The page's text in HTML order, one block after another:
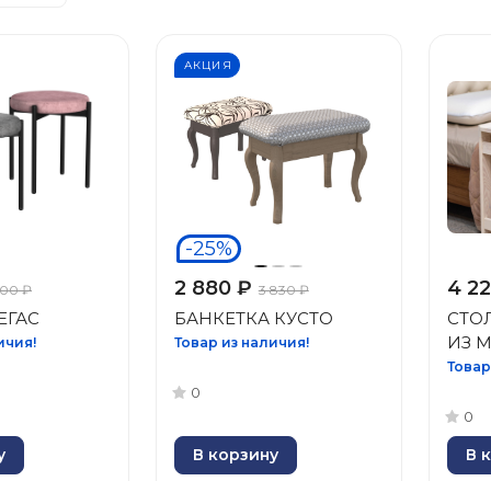
₽
АКЦИЯ
-25%
2 880 ₽ 3 830 ₽
БАНКЕТКА КУСТО
Товар из наличия!
0
В корзину
4
ИЗ
0
В